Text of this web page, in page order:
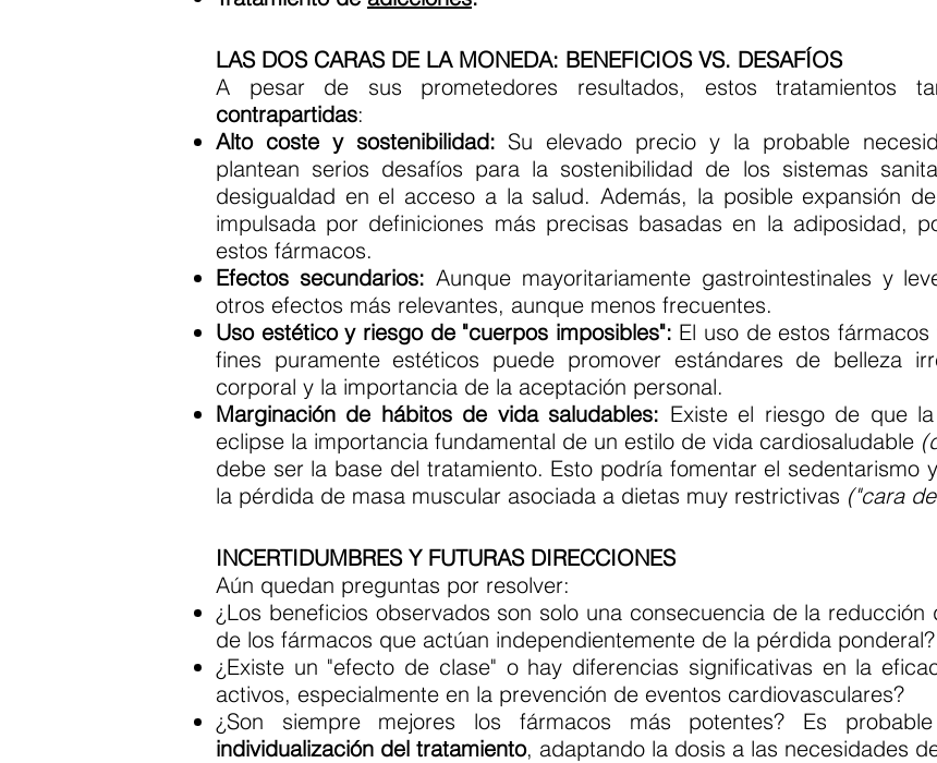
LAS DOS CARAS DE LA MONEDA: BENEFICIOS VS. DESAFÍOS
A pesar de sus prometedores resultados, estos tratamientos
contrapartidas:
Alto coste y sostenibilidad: Su elevado precio y la probable
plantean serios desafíos para la sostenibilidad de los sistemas
desigualdad en el acceso a la salud. Además, la posible expansión
impulsada por definiciones más precisas basadas en la adiposidad,
estos fármacos.
Efectos secundarios: Aunque mayoritariamente gastrointestinales y
otros efectos más relevantes, aunque menos frecuentes.
Uso estético y riesgo de "cuerpos imposibles": El uso de estos
fines puramente estéticos puede promover estándares de belleza
corporal y la importancia de la aceptación personal.
Marginación de hábitos de vida saludables: Existe el riesgo de que
eclipse la importancia fundamental de un estilo de vida cardiosaludable
debe ser la base del tratamiento. Esto podría fomentar el sedentarismo
la pérdida de masa muscular asociada a dietas muy restrictivas ("cara de
INCERTIDUMBRES Y FUTURAS DIRECCIONES
Aún quedan preguntas por resolver:
¿Los beneficios observados son solo una consecuencia de la reducción
de los fármacos que actúan independientemente de la pérdida ponderal?
¿Existe un "efecto de clase" o hay diferencias significativas en la
activos, especialmente en la prevención de eventos cardiovasculares?
¿Son siempre mejores los fármacos más potentes? Es
individualización del tratamiento, adaptando la dosis a las necesidades